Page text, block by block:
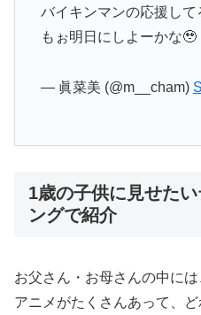
バイキンマンの応援して
もぉ明日にしよーかな🥹
— 眞菜美 (@m__cham)
1歳の子供に見せた
ングで紹介
お父さん・お母さんの中に
アニメがたくさんあって、